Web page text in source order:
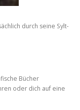
durch seine Sylt-
Bücher
oder dich auf eine